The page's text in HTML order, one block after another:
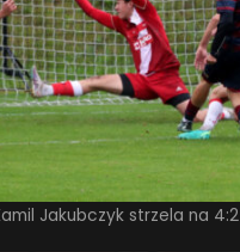
Jakubczyk strzela na 4:2